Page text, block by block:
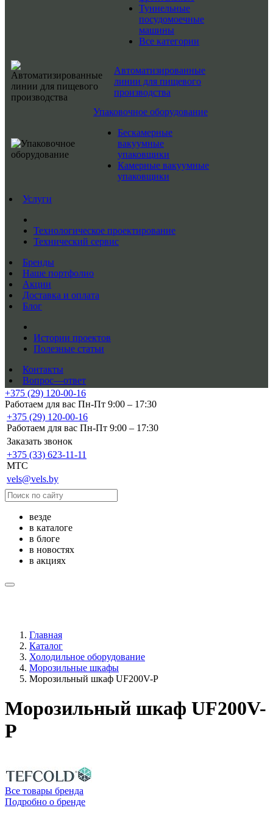
Туннельные
посудомоечные
машины
Все категории
Автоматизированные
линии для пищевого
производства
Упаковочное оборудование
Бескамерные
вакуумные
упаковщики
Камерные вакуумные
упаковщики
Услуги
Технологическое проектирование
Технический сервис
Бренды
Наше портфолио
Акции
Доставка и оплата
Блог
Истории проектов
Полезные статьи
Контакты
Вопрос—ответ
+375 (29) 120-00-16
Работаем для вас Пн-Пт 9:00 – 17:30
+375 (29) 120-00-16
Работаем для вас Пн-Пт 9:00 – 17:30
Заказать звонок
+375 (33) 623-11-11
MTC
vels@vels.by
везде
в каталоге
в блоге
в новостях
в акциях
Главная
Каталог
Холодильное оборудование
Морозильные шкафы
Морозильный шкаф UF200V-P
Морозильный шкаф UF200V-
P
Все товары бренда
Подробно о бренде